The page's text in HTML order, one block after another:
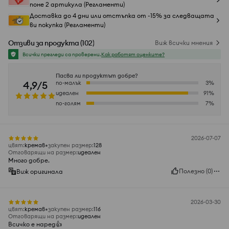
поне 2 артикула (Регламенти)
Доставка до 4 дни или отстъпка от -15% за следващата
ви покупка (Регламенти)
Отзиви за продукта(102) Виж всички мнения
Всички прегледи са проверени.Как работят оценките?
4,9/5
Пасва ли продуктът добре?
по-малък
3%
идеален
91%
по-голям
7%
2026-07-07
цвят:кремав закупен размер:128
Отговарящи на размер:идеален
Много добре.
Виж оригинала
Полезно (0)
2026-03-30
цвят:кремав закупен размер:116
Отговарящи на размер:идеален
Всичко е наред👍️